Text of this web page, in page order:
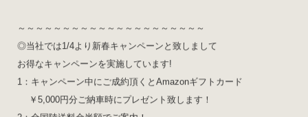
～～～～～～～～～～～～～～～～～～～～～
◎当社では1/4より新春キャンペーンと致しまして
お得なキャンペーンを実施しています!
1：キャンペーン中にご成約頂くとAmazonギフトカード
￥5,000円分ご納車時にプレゼント致します！